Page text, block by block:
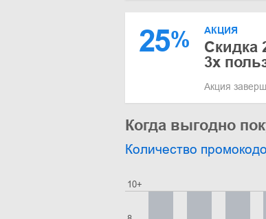
25% АКЦИЯ
Скидка
3х
Акция
Когда выгодно
Количество
10+